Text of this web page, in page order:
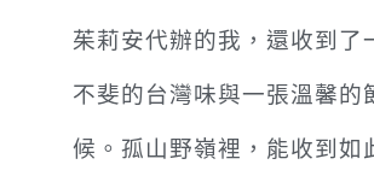
茱莉安代辦的我，還收到了
不斐的台灣味與一張溫馨的
候。孤山野嶺裡，能收到如